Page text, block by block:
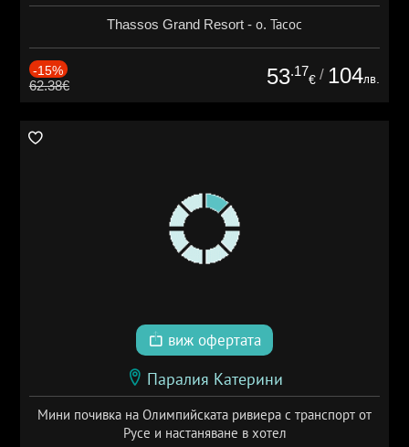
Thassos Grand Resort - о. Тасос
-15%
62.38€ 53.17
€ / 104лв.
виж офертата
Паралия Катерини
Мини почивка на Олимпийската ривиера с транспорт от
Русе и настаняване в хотел